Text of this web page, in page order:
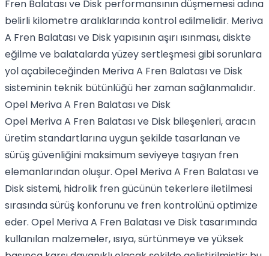
Fren Balatası ve Disk performansının düşmemesi adına
belirli kilometre aralıklarında kontrol edilmelidir. Meriva
A Fren Balatası ve Disk yapısının aşırı ısınması, diskte
eğilme ve balatalarda yüzey sertleşmesi gibi sorunlara
yol açabileceğinden Meriva A Fren Balatası ve Disk
sisteminin teknik bütünlüğü her zaman sağlanmalıdır.
Opel Meriva A Fren Balatası ve Disk
Opel Meriva A Fren Balatası ve Disk bileşenleri, aracın
üretim standartlarına uygun şekilde tasarlanan ve
sürüş güvenliğini maksimum seviyeye taşıyan fren
elemanlarından oluşur. Opel Meriva A Fren Balatası ve
Disk sistemi, hidrolik fren gücünün tekerlere iletilmesi
sırasında sürüş konforunu ve fren kontrolünü optimize
eder. Opel Meriva A Fren Balatası ve Disk tasarımında
kullanılan malzemeler, ısıya, sürtünmeye ve yüksek